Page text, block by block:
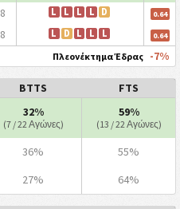
8 L L L L D 0.64
8 L D L L L 0.64
Πλεονέκτημα Έδρας -7%
BTTS FTS
32%
(7 / 22 Αγώνες)
59%
(13 / 22 Αγώνες)
36% 55%
27% 64%